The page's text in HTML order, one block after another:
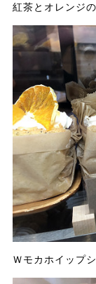
紅茶とオレンジ
Ｗモカホイップ